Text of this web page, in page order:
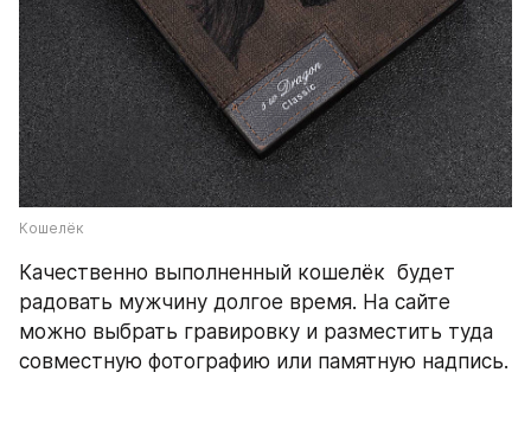
Кошелёк
Качественно выполненный кошелёк  будет
радовать мужчину долгое время. На сайте
можно выбрать гравировку и разместить туда